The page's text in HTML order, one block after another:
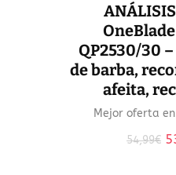
QP2530/30
de barba,
afeita,
Mejor oferta
54,99€ El